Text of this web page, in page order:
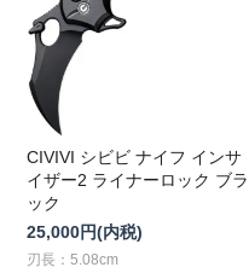
CIVIVI シビビ ナイフ インサ
イザー2 ライナーロック ブラ
ック
25,000円(内税)
刃長：5.08cm